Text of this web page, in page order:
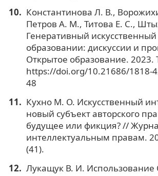
Константинова Л. В.,
Петров А. М., Титова Е. С.,
Генеративный искусственный
образовании: дискуссии и
Открытое образование. 2023.
https://doi.org/10.21686/1818-
48
Кухно М. О. Искусственный
новый субъект авторского
будущее или фикция? //
интеллектуальным правам.
(41).
Лукащук В. И. Использование